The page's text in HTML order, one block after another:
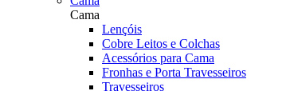
Cama
Lençóis
Cobre Leitos e Colchas
Acessórios para Cama
Fronhas e Porta Travesseiros
Travesseiros